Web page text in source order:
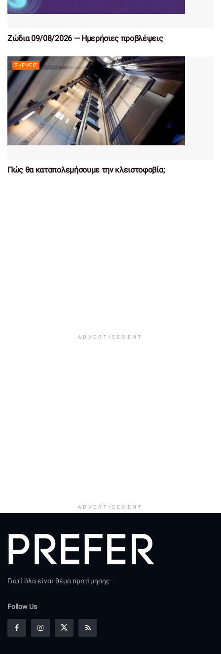
Ζώδια 09/08/2026 — Ημερήσιες προβλέψεις
ΣΚΈΨΕΙΣ
Πώς θα καταπολεμήσουμε την κλειστοφοβία;
ADVERTISEMENT
ADVERTISEMENT
Γιατί όλα είναι θέμα προτίμησης.
Follow Us